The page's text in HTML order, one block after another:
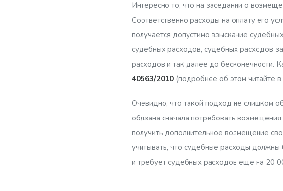
Интересно то, что на заседании о
Соответственно расходы на оплату его
получается допустимо взыскание
судебных расходов, судебных расходов
расходов и так далее до бесконечности.
40563/2010 (подробнее об этом читайте
Очевидно, что такой подход не слишком
обязана сначала потребовать
получить дополнительное возмещение
учитывать, что судебные расходы должны
и требует судебных расходов еще на 20